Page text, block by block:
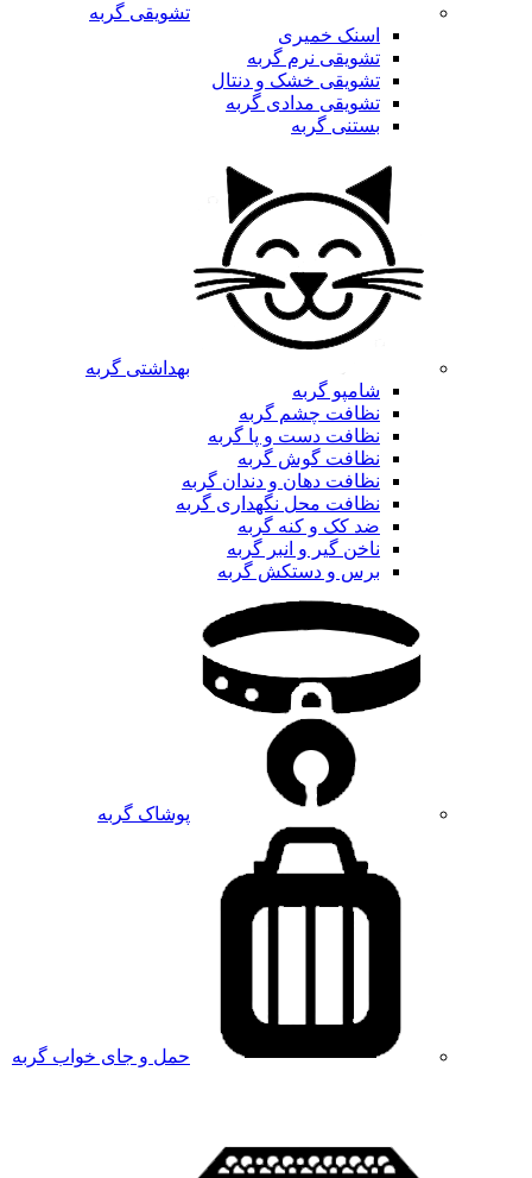
تشویقی گربه
اسنک خمیری
تشویقی نرم گربه
تشویقی خشک و دنتال
تشویقی مدادی گربه
بستنی گربه
بهداشتی گربه
شامپو گربه
نظافت چشم گربه
نظافت دست و پا گربه
نظافت گوش گربه
نظافت دهان و دندان گربه
نظافت محل نگهداری گربه
ضد کک و کنه گربه
ناخن گیر و انبر گربه
برس و دستکش گربه
پوشاک گربه
حمل و جای خواب گربه